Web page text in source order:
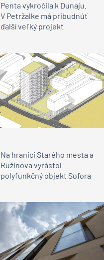
Penta vykročila k Dunaju.
V Petržalke má pribudnúť
ďalší veľký projekt
Na hranici Starého mesta a
Ružinova vyrástol
polyfunkčný objekt Sofora